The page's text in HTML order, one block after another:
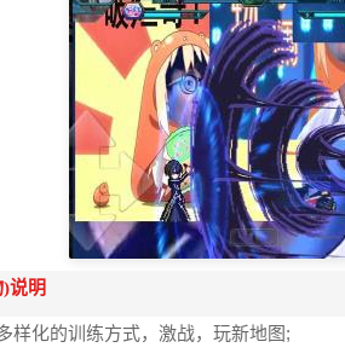
说明
样化的训练方式，激战，玩新地图;